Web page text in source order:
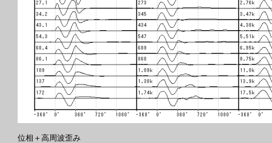
位相＋高周波歪み